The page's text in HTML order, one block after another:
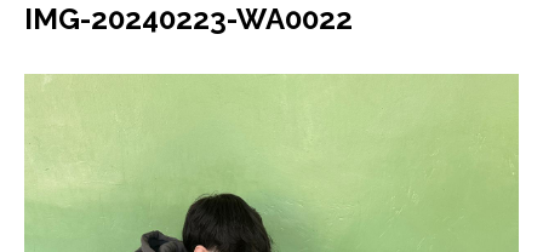
IMG-20240223-WA0022